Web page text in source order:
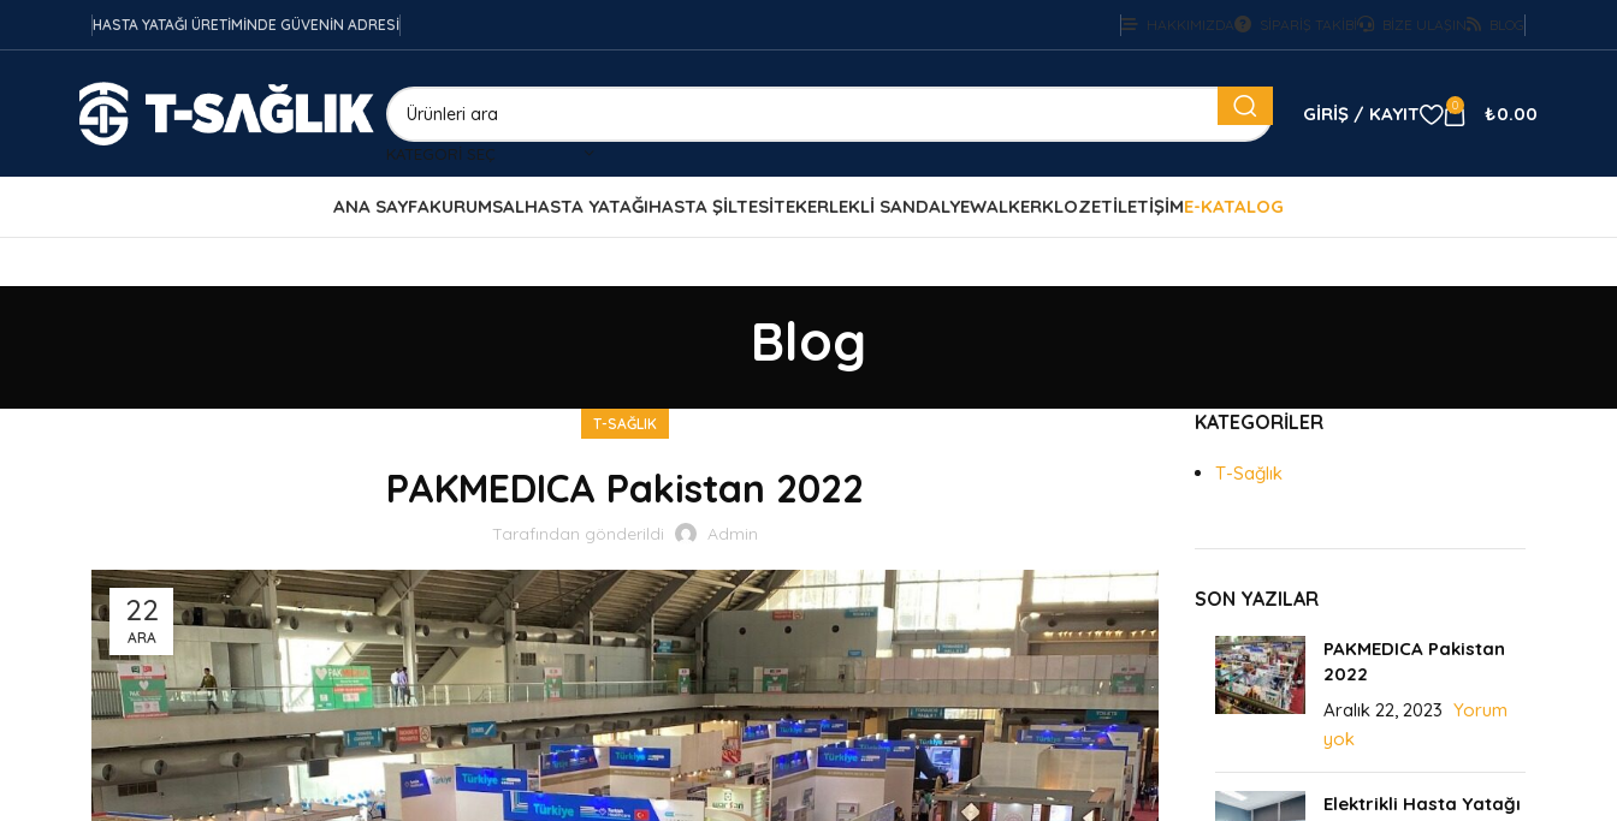
HASTA YATAĞI ÜRETİMİNDE GÜVENİN ADRESİ HAKKIMIZDA SİPARİŞ TAKİBİ BİZE ULAŞIN BLOG
KATEGORI SEÇ
GIRIŞ / KAYIT 0 ₺0.00
ANA SAYFAKURUMSALHASTA YATAĞIHASTA ŞİLTESİTEKERLEKLİ SANDALYEWALKERKLOZETİLETİŞİME-KATALOG
Blog
T-SAĞLIK
PAKMEDICA Pakistan 2022
Tarafından gönderildi Admin
22
ARA
KATEGORILER
T-Sağlık
SON YAZILAR
PAKMEDICA Pakistan
2022
Aralık 22, 2023 Yorum
yok
Elektrikli Hasta Yatağı